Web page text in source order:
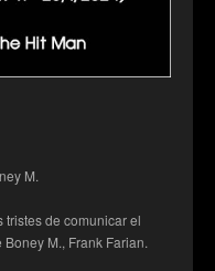
M.
tristes de comunicar el
M., Frank Farian.